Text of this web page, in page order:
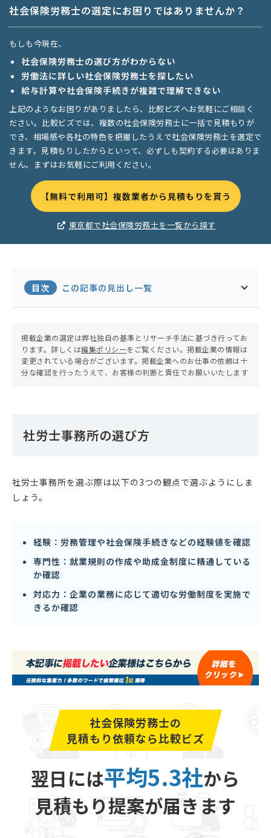
社会保険労務士の選定にお困りではありませんか？
もしも今現在、
社会保険労務士の選び方がわからない
労働法に詳しい社会保険労務士を探したい
給与計算や社会保険手続きが複雑で理解できない
上記のようなお困りがありましたら、比較ビズへお気軽にご相談く
ださい。比較ビズでは、複数の社会保険労務士に一括で見積もりが
でき、相場感や各社の特色を把握したうえで社会保険労務士を選定で
きます。見積もりしたからといって、必ずしも契約する必要はありま
せん。まずはお気軽にご利用ください。
【無料で利用可】複数業者から見積もりを貰う
東京都で社会保険労務士を一覧から探す
目次 この記事の見出し一覧
掲載企業の選定は弊社独自の基準とリサーチ手法に基づき行ってお
ります。詳しくは編集ポリシーをご覧ください。掲載企業の情報は
変更されている場合がございます。掲載企業へのお仕事の依頼は十
分な確認を行ったうえで、お客様の判断と責任でお願いいたします
社労士事務所の選び方
社労士事務所を選ぶ際は以下の3つの観点で選ぶようにしま
しょう。
経験：労務管理や社会保険手続きなどの経験値を確認
専門性：就業規則の作成や助成金制度に精通している
か確認
対応力：企業の業務に応じて適切な労働制度を実施で
きるか確認
社会保険労務士の
見積もり依頼なら比較ビズ
翌日には平均5.3社から
見積もり提案が届きます